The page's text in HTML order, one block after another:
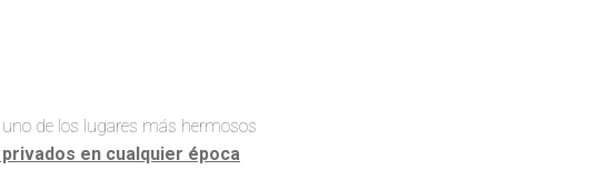
de los lugares más hermosos
en cualquier época